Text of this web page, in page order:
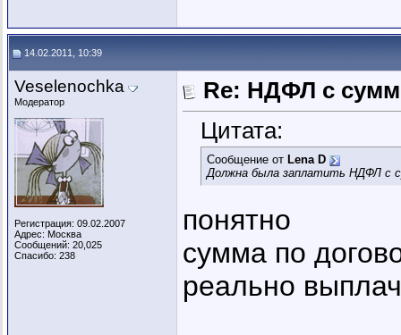
14.02.2011, 10:39
Veselenochka
Модератор
Регистрация: 09.02.2007
Адрес: Москва
Сообщений: 20,025
Спасибо: 238
Re: НДФЛ с
Цитата:
Сообщение от Lena D
Должна была заплатить НДФЛ с
понятно
сумма по
реально